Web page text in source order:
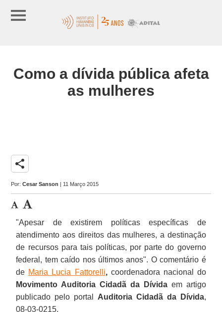
Como a dívida pública afeta
as mulheres
share
Por:Cesar Sanson | 11 Março 2015
"Apesar de existirem políticas específicas de
atendimento aos direitos das mulheres, a destinação
de recursos para tais políticas, por parte do governo
federal, tem caído nos últimos anos". O comentário é
de Maria Lucia Fattorelli, coordenadora nacional do
Movimento Auditoria Cidadã da Dívidaem artigo
publicado pelo portal Auditoria Cidadã da Dívida,
08-03-0215.